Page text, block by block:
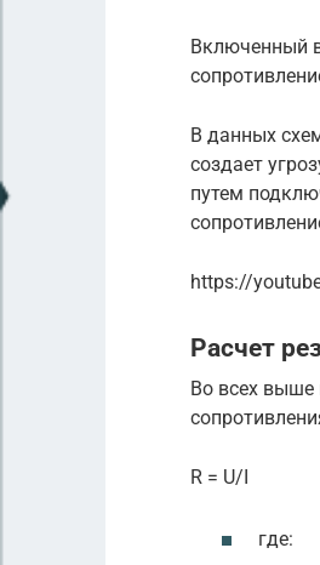
Включенный
В данных
создает
путем
https://
Расчет
Во всех выше
R = U/I
где: